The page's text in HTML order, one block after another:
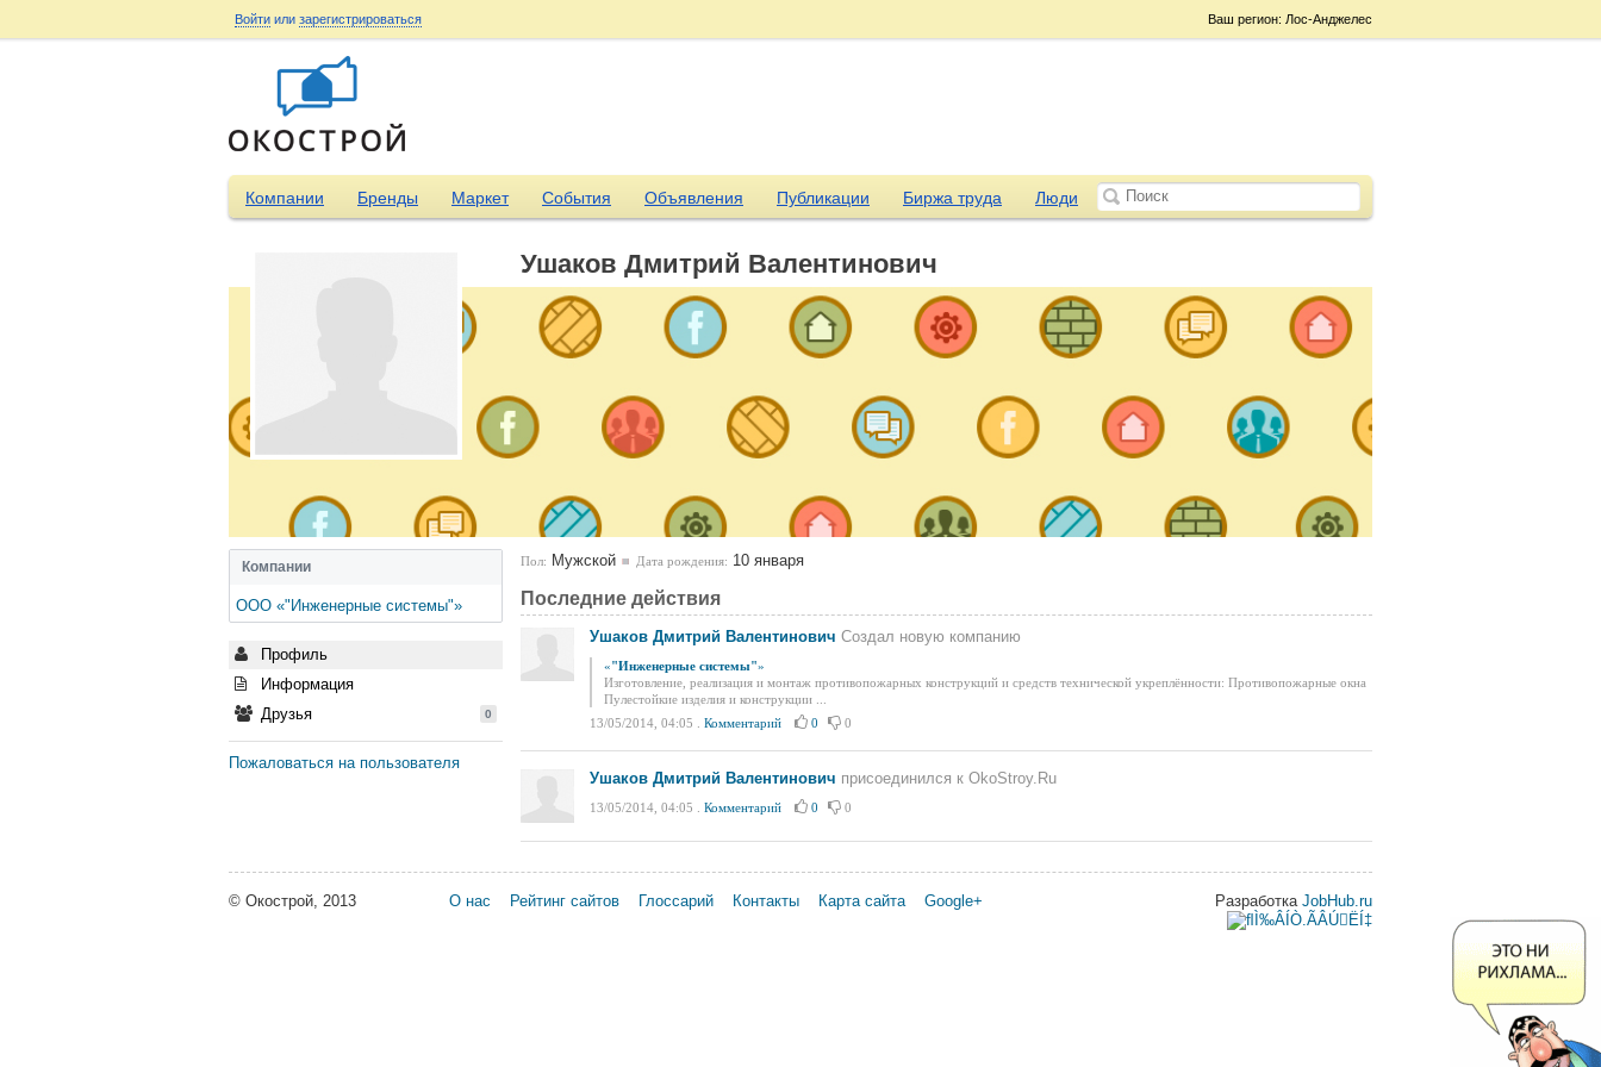
Ваш регион: Лос-Анджелес
Войти или зарегистрироваться
Компании Бренды Маркет События Объявления Публикации Биржа труда Люди
Компании
ООО «"Инженерные системы"»
Профиль
Информация
Друзья
0
Пожаловаться на пользователя
Ушаков Дмитрий Валентинович
Пол: Мужской Дата рождения: 10 января
Последние действия
Ушаков Дмитрий Валентинович Создал новую компанию
«"Инженерные системы"»
Изготовление, реализация и монтаж противопожарных конструкций и средств технической укреплённости: Противопожарные окна
Пулестойкие изделия и конструкции ...
13/05/2014, 04:05
Комментарий 0 0
Ушаков Дмитрий Валентинович присоединился к OkoStroy.Ru
13/05/2014, 04:05 Комментарий 0 0
© Окострой, 2013 О нас Рейтинг сайтов Глоссарий Контакты Карта сайта Google+ Разработка JobHub.ru